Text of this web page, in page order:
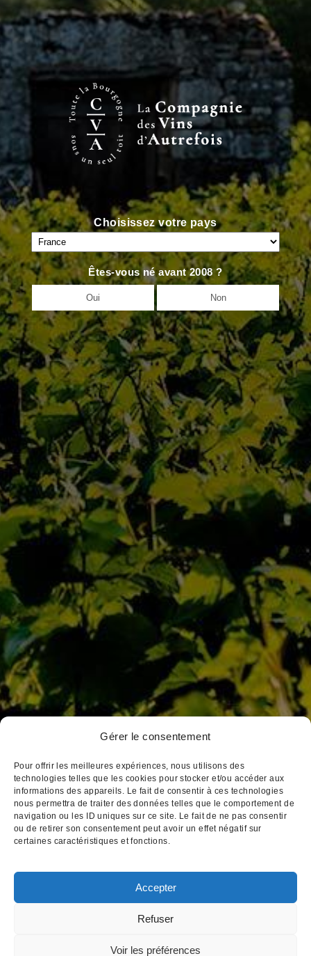
Gérer le consentement
Pour offrir les meilleures expériences, nous utilisons des
technologies telles que les cookies pour stocker et/ou accéder aux
informations des appareils. Le fait de consentir à ces technologies
nous permettra de traiter des données telles que le comportement de
navigation ou les ID uniques sur ce site. Le fait de ne pas consentir
ou de retirer son consentement peut avoir un effet négatif sur
certaines caractéristiques et fonctions.
Accepter
Refuser
Voir les préférences
Choisissez votre pays
Êtes-vous né avant 2008 ?
Oui Non
Pour visiter notre site web, vous devez avoir l'âge légal pour acheter et
VIN PRÉCÉDENT
VIN SUIVANT >
Accueil
Qui Sommes Nous
L’Équipe
Contact
Actualités
Nos Maisons
Nos Domaines
D’Autrefois
Jaffelin
Pierre Ponnelle
Louis Violland
Louis Chavy
Dufouleur Père & Fils
3, place Notre Dame
Tél : 03 80 26 33 00
Fax : 03 80 24 14 84
Email : cva@cva-beaune.fr
consommez avec modération